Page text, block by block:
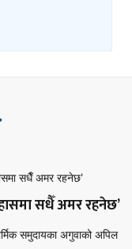
सधैँ अमर रहनेछ’